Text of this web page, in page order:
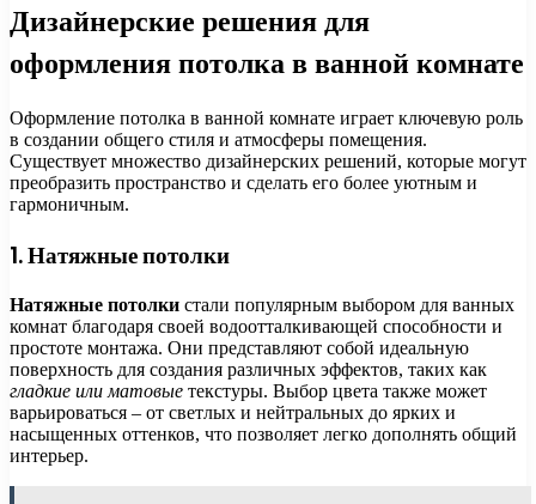
Дизайнерские решения для
оформления потолка в ванной комнате
Оформление потолка в ванной комнате играет ключевую роль
в создании общего стиля и атмосферы помещения.
Существует множество дизайнерских решений, которые могут
преобразить пространство и сделать его более уютным и
гармоничным.
1. Натяжные потолки
Натяжные потолки стали популярным выбором для ванных
комнат благодаря своей водоотталкивающей способности и
простоте монтажа. Они представляют собой идеальную
поверхность для создания различных эффектов, таких как
гладкие или матовые текстуры. Выбор цвета также может
варьироваться – от светлых и нейтральных до ярких и
насыщенных оттенков, что позволяет легко дополнять общий
интерьер.